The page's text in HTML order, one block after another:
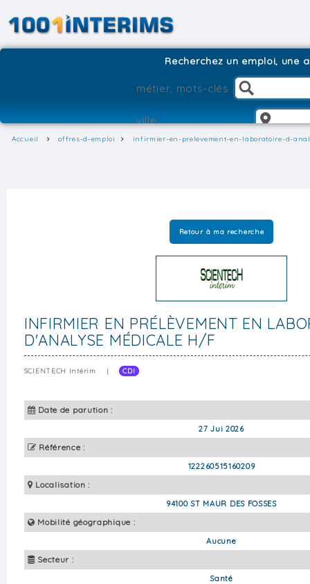
Recherchez un emploi, une
Accueil offres-d-emploi infirmier-en-prelevement-en-laboratoire-d-
Retour à ma recherche
INFIRMIER EN PRÉLÈVEMENT EN
D'ANALYSE MÉDICALE H/F
SCIENTECH Intérim | CDI
Date de parution :
27 Jui 2026
Référence :
122260515160209
Localisation :
94100 ST MAUR DES FOSSES
Mobilité géographique :
Aucune
Secteur :
Santé